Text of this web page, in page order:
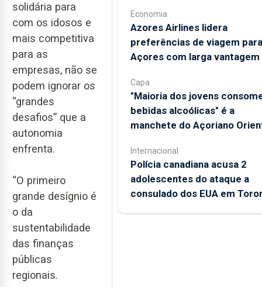
solidária para
com os idosos e
mais competitiva
para as
empresas, não se
podem ignorar os
“grandes
desafios” que a
autonomia
enfrenta.
“O primeiro
grande desígnio é
o da
sustentabilidade
das finanças
públicas
regionais.
Economia
Azores Airlines lidera
preferências de viagem
Açores com larga vantagem
Capa
"Maioria dos jovens
bebidas alcoólicas" é a
manchete do Açoriano
Internacional
Polícia canadiana acusa 2
adolescentes do ataque a
consulado dos EUA em